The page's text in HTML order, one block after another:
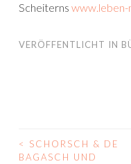
Scheiterns
VERÖFFENTLICHT IN
BEITRAGS-
<
SCHORSCH & DE
BAGASCH UND